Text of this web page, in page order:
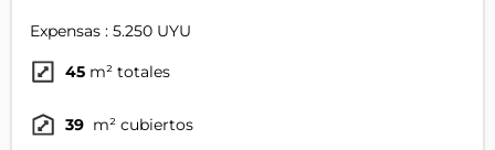
Expensas : 5.250 UYU
45 m² totales
39 m² cubiertos